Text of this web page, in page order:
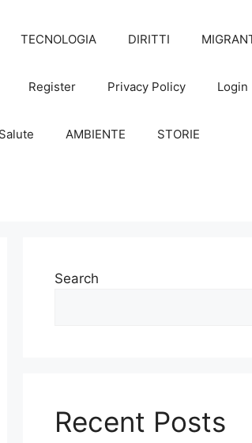
TECNOLOGIA DIRITTI
Register Privacy Policy Login
Salute AMBIENTE STORIE
Search
Recent Posts